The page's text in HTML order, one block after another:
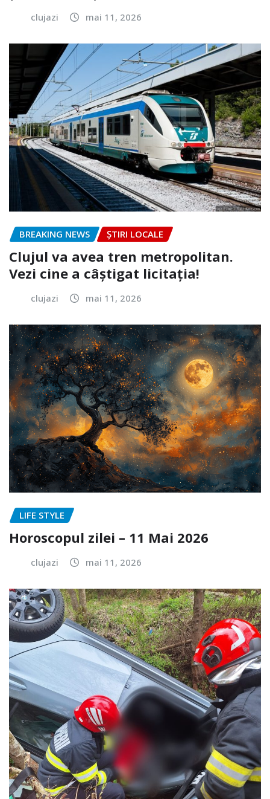
clujazi mai 11, 2026
BREAKING NEWS ȘTIRI LOCALE
Clujul va avea tren metropolitan.
Vezi cine a câștigat licitația!
clujazi mai 11, 2026
LIFE STYLE
Horoscopul zilei – 11 Mai 2026
clujazi mai 11, 2026